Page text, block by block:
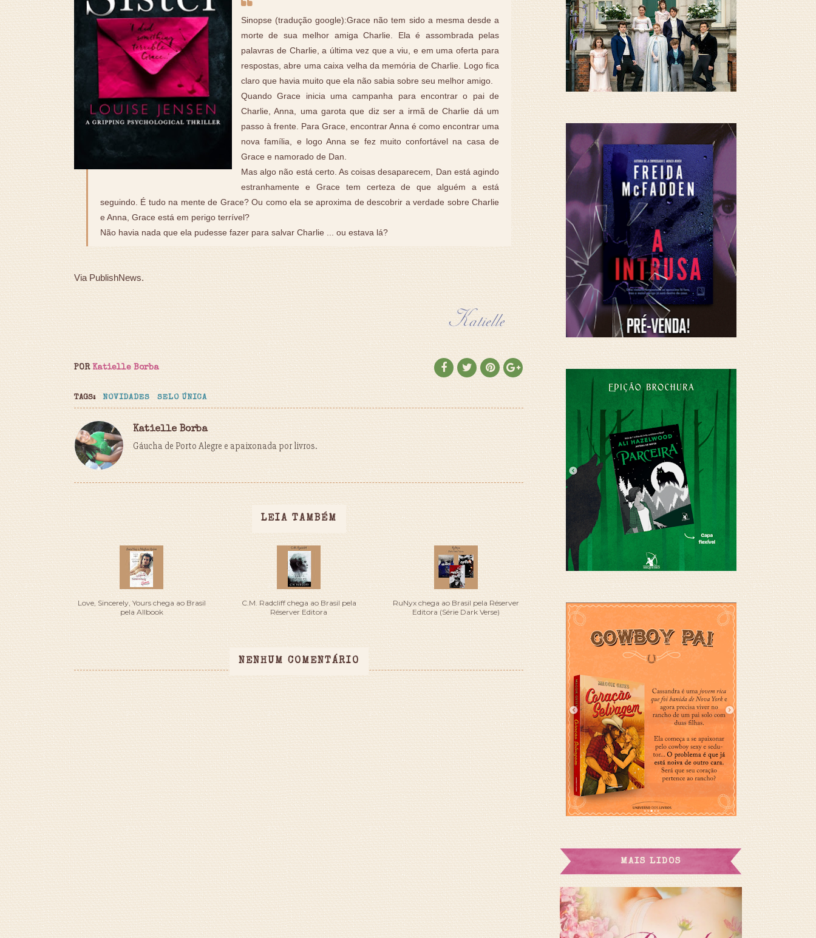
Sinopse (tradução google):Grace não tem sido a mesma desde a
morte de sua melhor amiga Charlie. Ela é assombrada pelas
palavras de Charlie, a última vez que a viu, e em uma oferta para
respostas, abre uma caixa velha da memória de Charlie. Logo fica
claro que havia muito que ela não sabia sobre seu melhor amigo.
Quando Grace inicia uma campanha para encontrar o pai de
Charlie, Anna, uma garota que diz ser a irmã de Charlie dá um
passo à frente. Para Grace, encontrar Anna é como encontrar uma
nova família, e logo Anna se fez muito confortável na casa de
Grace e namorado de Dan.
Mas algo não está certo. As coisas desaparecem, Dan está agindo
estranhamente e Grace tem certeza de que alguém a está
seguindo. É tudo na mente de Grace? Ou como ela se aproxima de descobrir a verdade sobre Charlie
e Anna, Grace está em perigo terrível?
Não havia nada que ela pudesse fazer para salvar Charlie ... ou estava lá?
Via PublishNews.
POR Katielle Borba
TAGS: NOVIDADES SELO ÚNICA
Katielle Borba
Gáucha de Porto Alegre e apaixonada por livros.
LEIA TAMBÉM
Love, Sincerely, Yours chega ao Brasil
pela Allbook
C.M. Radcliff chega ao Brasil pela
Réserver Editora
RuNyx chega ao Brasil pela Réserver
Editora (Série Dark Verse)
NENHUM COMENTÁRIO
MAIS LIDOS